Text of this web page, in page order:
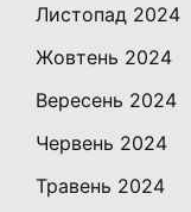
Листопад 2024
Жовтень 2024
Вересень 2024
Червень 2024
Травень 2024